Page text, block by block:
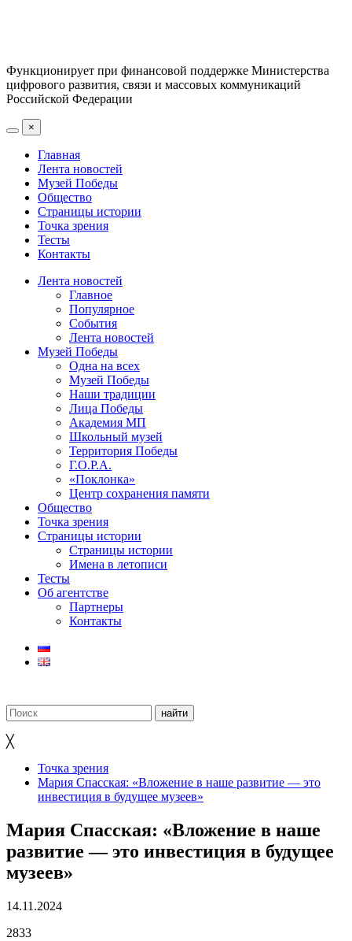
Функционирует при финансовой поддержке Министерства
цифрового развития, связи и массовых коммуникаций
Российской Федерации
×
Главная
Лента новостей
Музей Победы
Общество
Страницы истории
Точка зрения
Тесты
Контакты
Лента новостей
Главное
Популярное
События
Лента новостей
Музей Победы
Одна на всех
Музей Победы
Наши традиции
Лица Победы
Академия МП
Школьный музей
Территория Победы
Г.О.Р.А.
«Поклонка»
Центр сохранения памяти
Общество
Точка зрения
Страницы истории
Страницы истории
Имена в летописи
Тесты
Об агентстве
Партнеры
Контакты
╳
Точка зрения
Мария Спасская: «Вложение в наше развитие — это
инвестиция в будущее музеев»
Мария Спасская: «Вложение в наше
развитие — это инвестиция в будущее
музеев»
14.11.2024
2833